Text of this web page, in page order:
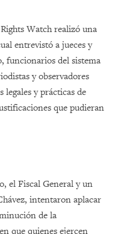
Watch realizó una
entrevistó a jueces y
funcionarios del sistema
y observadores
legales y prácticas de
que pudieran
el Fiscal General y un
intentaron aplacar
de la
que quienes ejercen